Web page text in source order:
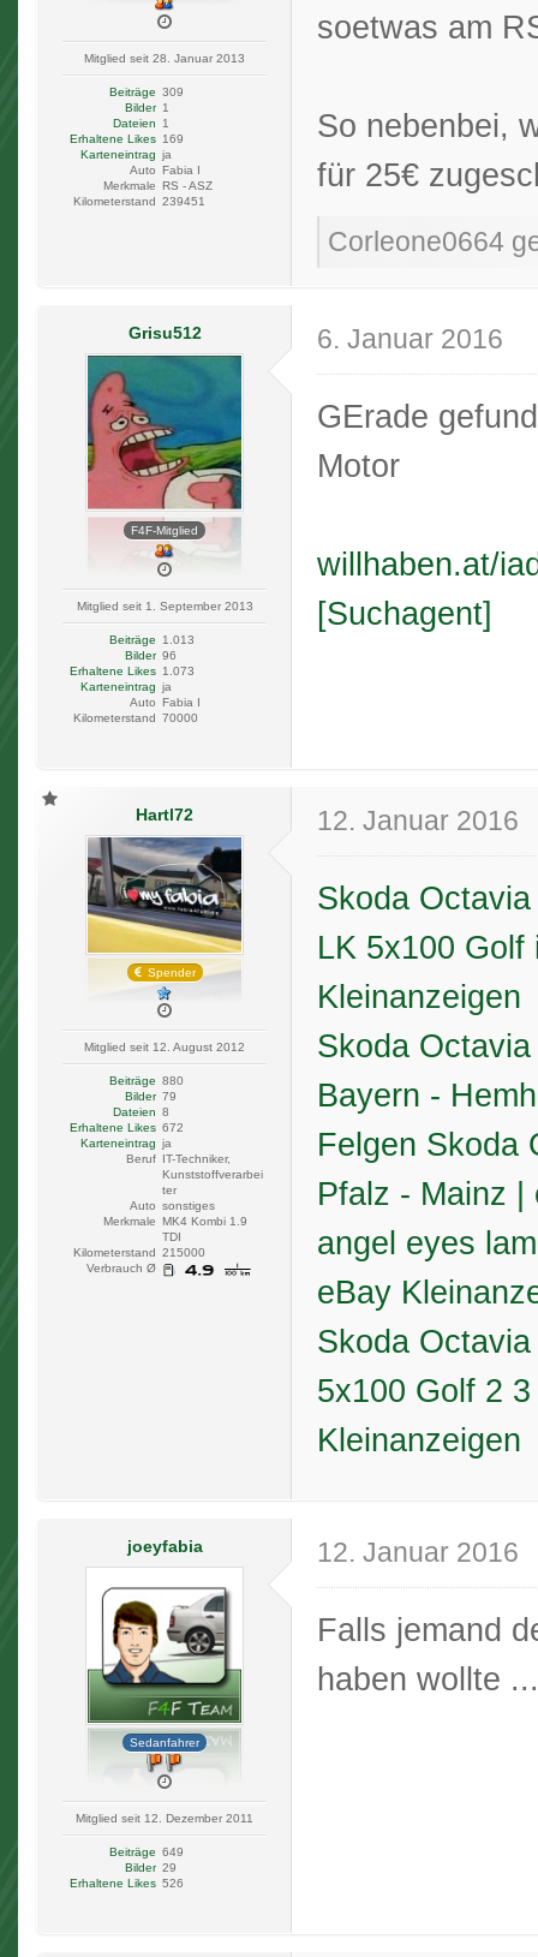
Mitglied seit 28. Januar 2013
Beiträge 309
Bilder 1
Dateien
1
Erhaltene Likes 169
Karteneintrag ja
Auto Fabia I
Merkmale RS - ASZ
Kilometerstand 239451
soetwas am
So nebenbei,
für 25€
Corleone0664
Grisu512
F4F-Mitglied
Mitglied seit 1. September 2013
Beiträge
1.013
Bilder 96
Erhaltene Likes 1.073
Karteneintrag ja
Auto Fabia I
Kilometerstand 70000
6. Januar 2016
GErade
Motor
willhaben.at/
[Suchagent]
Hartl72
Spender
Mitglied seit 12. August 2012
Beiträge 880
Bilder 79
Dateien 8
Erhaltene Likes 672
Karteneintrag ja
Beruf IT-Techniker,
Kunststoffverarbei
ter
Auto sonstiges
Merkmale MK4 Kombi 1.9
TDI
Kilometerstand 215000
Verbrauch Ø
12. Januar 2016
Skoda
LK 5x100
Kleinanzeigen
Skoda
Bayern -
Felgen Skoda
Pfalz - Mainz |
angel eyes
eBay
Skoda
5x100 Golf 2
Kleinanzeigen
joeyfabia
Sedanfahrer
Mitglied seit 12. Dezember 2011
Beiträge 649
Bilder 29
Erhaltene Likes 526
12. Januar 2016
Falls jemand
haben wollte